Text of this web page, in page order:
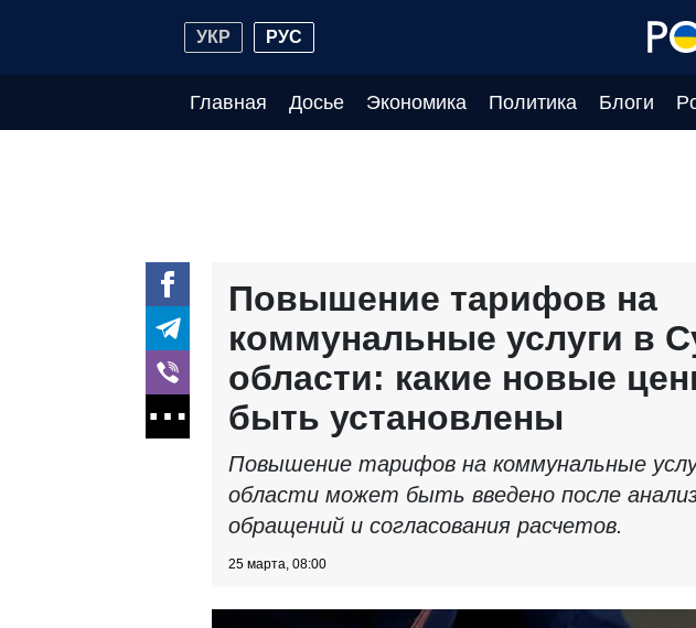
УКР РУС
Главная Досье Экономика Политика Блоги
Повышение тарифов на
коммунальные услуги в
области: какие новые
быть установлены
Повышение тарифов на коммунальные
области может быть введено после
обращений и согласования расчетов.
25 марта, 08:00